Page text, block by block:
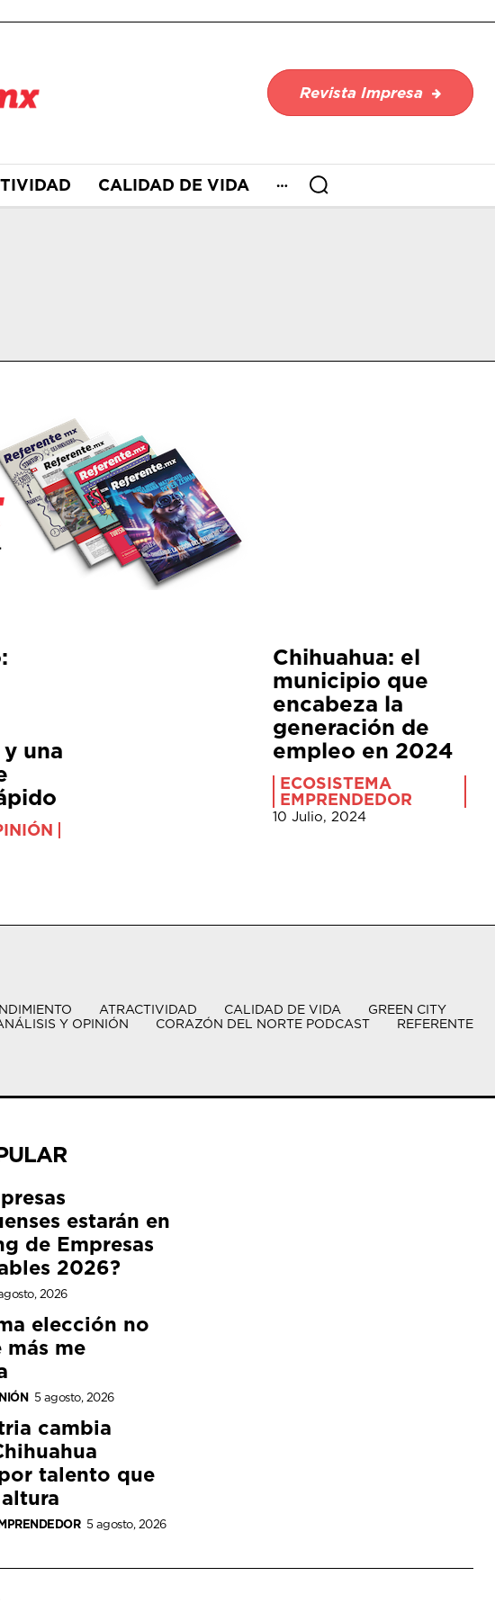
Revista Impresa
CALIDAD DE VIDA
una
Chihuahua: el
municipio que
encabeza la
generación de
empleo en 2024
ECOSISTEMA
EMPRENDEDOR
10 Julio, 2024
ATRACTIVIDAD CALIDAD DE VIDA
GREEN CITY
Y OPINIÓN
CORAZÓN DEL NORTE PODCAST REFERENTE
estarán en
de Empresas
2026?
2026
elección no
más me
5 agosto, 2026
cambia
talento que
5 agosto, 2026